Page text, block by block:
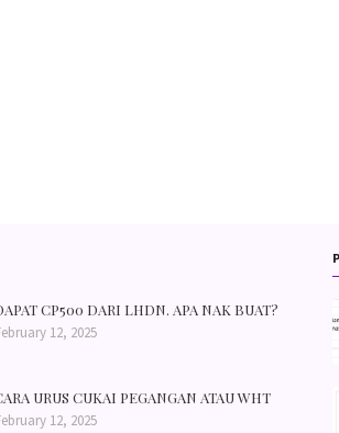
CP500 DARI LHDN. APA NAK BUAT?
12, 2025
URUS CUKAI PEGANGAN ATAU WHT
12, 2025